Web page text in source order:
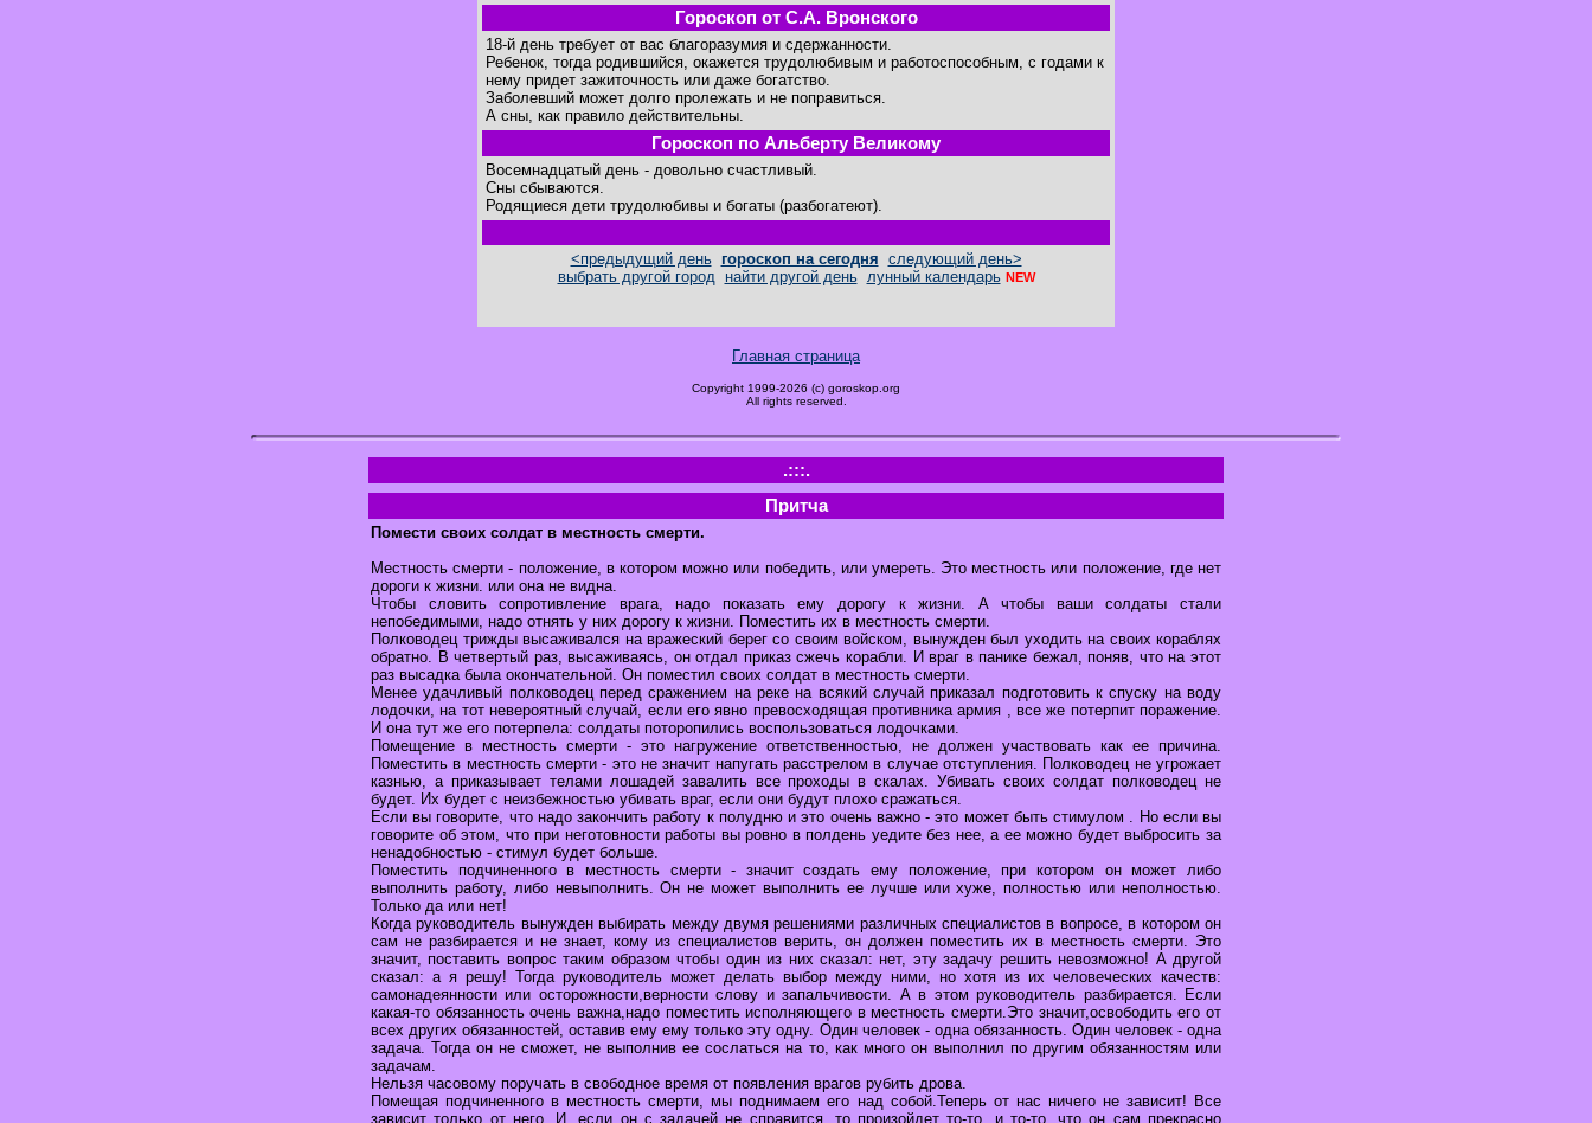
Гороскоп от С.А. Вронского
18-й день требует от вас благоразумия и сдержанности.
Ребенок, тогда родившийся, окажется трудолюбивым и работоспособным, с годами к
нему придет зажиточность или даже богатство.
Заболевший может долго пролежать и не поправиться.
А сны, как правило действительны.
Гороскоп по Альберту Великому
Восемнадцатый день - довольно счастливый.
Сны сбываются.
Родящиеся дети трудолюбивы и богаты (разбогатеют).
<предыдущий день гороскоп на сегодня следующий день>
выбрать другой город
найти другой день лунный календарь NEW
Главная страница
Copyright 1999-2026 (c) goroskop.org
All rights reserved.
.:::.
Притча
Помести своих солдат в местность смерти.
Местность смерти - положение, в котором можно или победить, или умереть. Это местность или положение, где нет
дороги к жизни. или она не видна.
Чтобы словить сопротивление врага, надо показать ему дорогу к жизни. А чтобы ваши солдаты стали
непобедимыми, надо отнять у них дорогу к жизни. Поместить их в местность смерти.
Полководец трижды высаживался на вражеский берег со своим войском, вынужден был уходить на своих кораблях
обратно. В четвертый раз, высаживаясь, он отдал приказ сжечь корабли. И враг в панике бежал, поняв, что на этот
раз высадка была окончательной. Он поместил своих солдат в местность смерти.
Менее удачливый полководец перед сражением на реке на всякий случай приказал подготовить к спуску на воду
лодочки, на тот невероятный случай, если его явно превосходящая противника армия , все же потерпит поражение.
И она тут же его потерпела: солдаты поторопились воспользоваться лодочками.
Помещение в местность смерти - это нагружение ответственностью, не должен участвовать как ее причина.
Поместить в местность смерти - это не значит напугать расстрелом в случае отступления. Полководец не угрожает
казнью, а приказывает телами лошадей завалить все проходы в скалах. Убивать своих солдат полководец не
будет. Их будет с неизбежностью убивать враг, если они будут плохо сражаться.
Если вы говорите, что надо закончить работу к полудню и это очень важно - это может быть стимулом . Но если вы
говорите об этом, что при неготовности работы вы ровно в полдень уедите без нее, а ее можно будет выбросить за
ненадобностью - стимул будет больше.
Поместить подчиненного в местность смерти - значит создать ему положение, при котором он может либо
выполнить работу, либо невыполнить. Он не может выполнить ее лучше или хуже, полностью или неполностью.
Только да или нет!
Когда руководитель вынужден выбирать между двумя решениями различных специалистов в вопросе, в котором он
сам не разбирается и не знает, кому из специалистов верить, он должен поместить их в местность смерти. Это
значит, поставить вопрос таким образом чтобы один из них сказал: нет, эту задачу решить невозможно! А другой
сказал: а я решу! Тогда руководитель может делать выбор между ними, но хотя из их человеческих качеств:
самонадеянности или осторожности,верности слову и запальчивости. А в этом руководитель разбирается. Если
какая-то обязанность очень важна,надо поместить исполняющего в местность смерти.Это значит,освободить его от
всех других обязанностей, оставив ему ему только эту одну. Один человек - одна обязанность. Один человек - одна
задача. Тогда он не сможет, не выполнив ее сослаться на то, как много он выполнил по другим обязанностям или
задачам.
Нельзя часовому поручать в свободное время от появления врагов рубить дрова.
Помещая подчиненного в местность смерти, мы поднимаем его над собой.Теперь от нас ничего не зависит! Все
зависит только от него. И, если он с задачей не справится, то произойдет то-то, и то-то, что он сам прекрасно